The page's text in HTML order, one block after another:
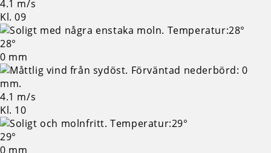
4.1 m/s
Kl. 09
28°
0 mm
4.1 m/s
Kl. 10
29°
0 mm